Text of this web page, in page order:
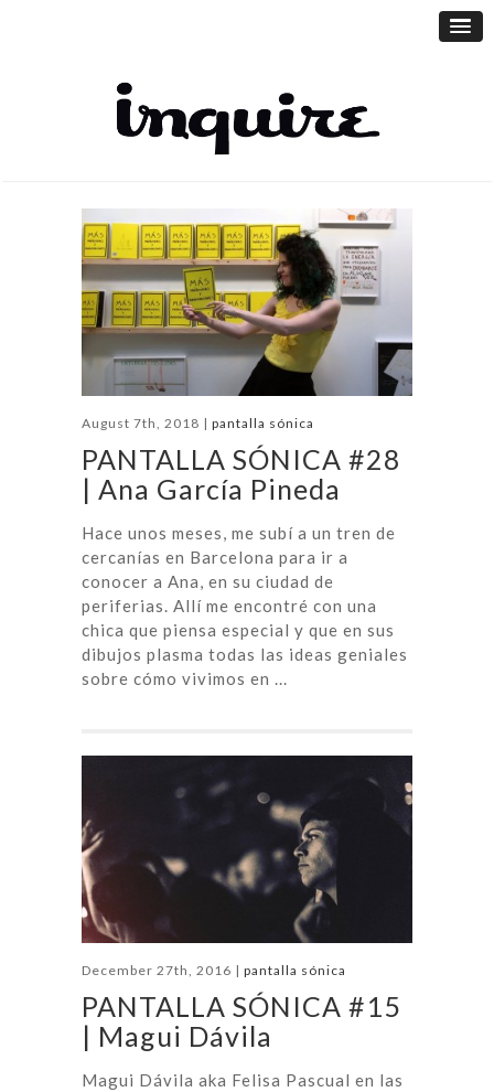
August 7th, 2018 | pantalla sónica
PANTALLA SÓNICA #28
| Ana García Pineda
Hace unos meses, me subí a un tren de
cercanías en Barcelona para ir a
conocer a Ana, en su ciudad de
periferias. Allí me encontré con una
chica que piensa especial y que en sus
dibujos plasma todas las ideas geniales
sobre cómo vivimos en ...
December 27th, 2016 | pantalla sónica
PANTALLA SÓNICA #15
| Magui Dávila
Magui Dávila aka Felisa Pascual en las